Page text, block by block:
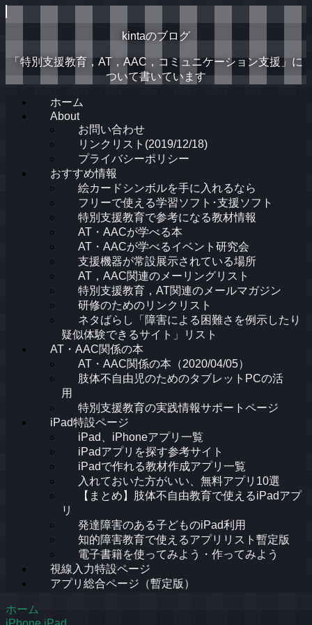
kintaのブログ
「特別支援教育，AT，AAC，コミュニケーション支援」に
ついて書いています
ホーム
About
お問い合わせ
リンクリスト(2019/12/18)
プライバシーポリシー
おすすめ情報
絵カードシンボルを手に入れるなら
フリーで使える学習ソフト･支援ソフト
特別支援教育で参考になる教材情報
AT・AACが学べる本
AT・AACが学べるイベント研究会
支援機器が常設展示されている場所
AT，AAC関連のメーリングリスト
特別支援教育，AT関連のメールマガジン
研修のためのリンクリスト
ネタばらし「障害による困難さを例示したり
疑似体験できるサイト」リスト
AT・AAC関係の本
AT・AAC関係の本（2020/04/05）
肢体不自由児のためのタブレットPCの活
用
特別支援教育の実践情報サポートページ
iPad特設ページ
iPad、iPhoneアプリ一覧
iPadアプリを探す参考サイト
iPadで作れる教材作成アプリ一覧
入れておいた方がいい、無料アプリ10選
【まとめ】肢体不自由教育で使えるiPadアプ
リ
発達障害のある子どものiPad利用
知的障害教育で使えるアプリリスト暫定版
電子書籍を使ってみよう・作ってみよう
視線入力特設ページ
アプリ総合ページ（暫定版）
ホーム